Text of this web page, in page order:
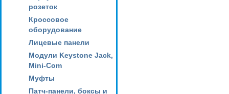
розеток
Кроссовое
оборудование
Лицевые панели
Модули Keystone Jack,
Mini-Com
Муфты
Патч-панели, боксы и